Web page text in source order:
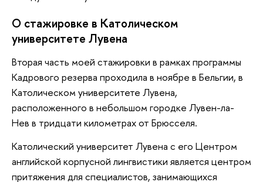
О стажировке в Католическом
университете Лувена
Вторая часть моей стажировки в рамках программы
Кадрового резерва проходила в ноябре в Бельгии, в
Католическом университете Лувена,
расположенного в небольшом городке Лувен-ла-
Нев в тридцати километрах от Брюсселя.
Католический университет Лувена с его Центром
английской корпусной лингвистики является центром
притяжения для специалистов, занимающихся